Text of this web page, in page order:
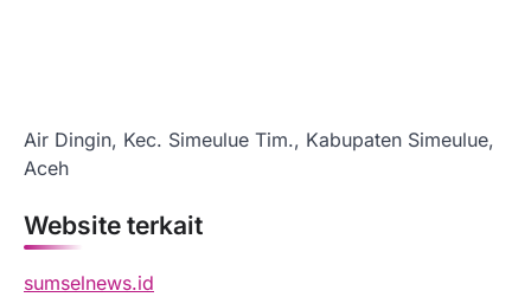
Air Dingin, Kec. Simeulue Tim., Kabupaten Simeulue,
Aceh
Website terkait
sumselnews.id